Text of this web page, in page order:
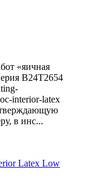
«яичная
B24T2654
interior-latex
в инс...
Latex Low